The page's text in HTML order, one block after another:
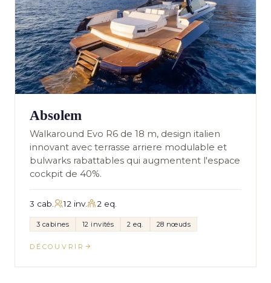
Absolem
Walkaround Evo R6 de 18 m, design italien
innovant avec terrasse arriere modulable et
bulwarks rabattables qui augmentent l'espace
cockpit de 40%.
3 cab. 12 inv. 2 eq.
3 cabines 12 invités 2 eq. 28 nœuds
DÉCOUVRIR